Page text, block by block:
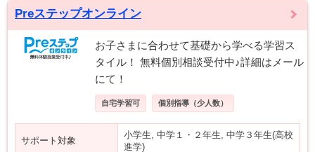
Preステップオンライン
お子さまに合わせて基礎から学べる学習ス
タイル！ 無料個別相談受付中♪詳細はメール
にて！
自宅学習可 個別指導（少人数）
サポート対象
小学生, 中学１・２年生, 中学３年生(高校
進学)